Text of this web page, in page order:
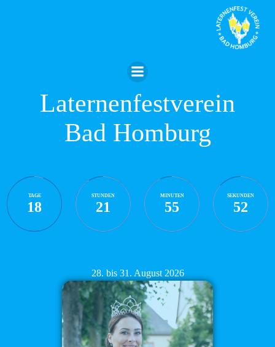
Laternenfestverein
Bad Homburg
TAGE
18
STUNDEN
21
MINUTEN
55
SEKUNDEN
51
28. bis 31. August 2026